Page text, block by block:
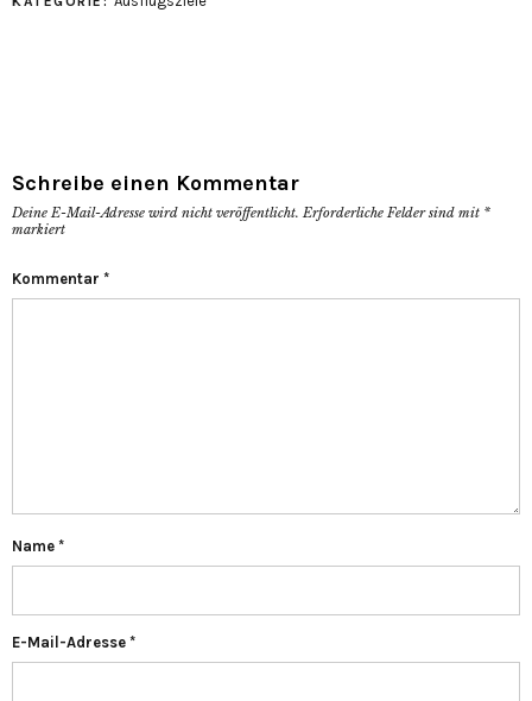
Schreibe einen Kommentar
Deine E-Mail-Adresse wird nicht veröffentlicht. Erforderliche Felder sind mit *
markiert
Kommentar *
Name *
E-Mail-Adresse *